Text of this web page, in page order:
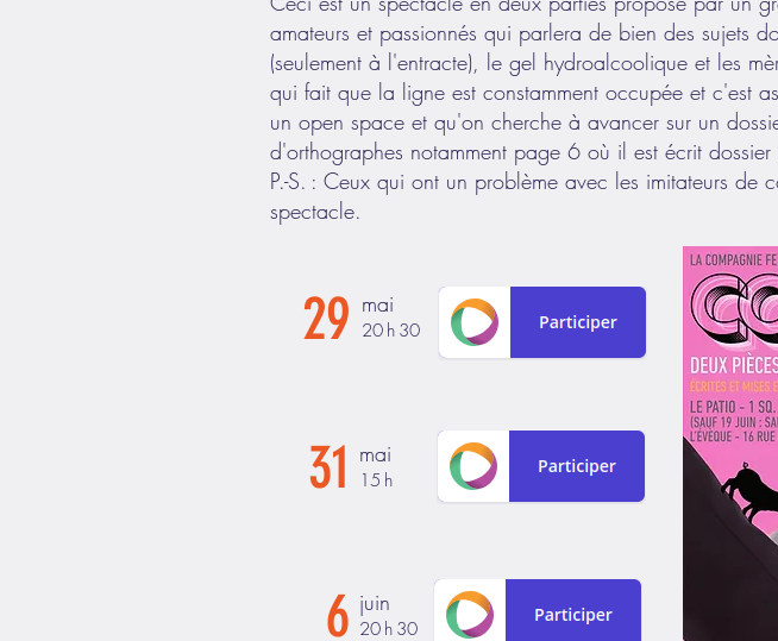
amateurs et passionnés qui parlera de bien des sujets
(seulement à l'entracte), le gel hydroalcoolique et les
qui fait que la ligne est constamment occupée et c'est
un open space et qu'on cherche à avancer sur un
d'orthographes notamment page 6 où il est écrit dossier
P.-S. : Ceux qui ont un problème avec les imitateurs
spectacle.
29
31
6
mai
20 h 30
mai
15 h
juin
20 h 30